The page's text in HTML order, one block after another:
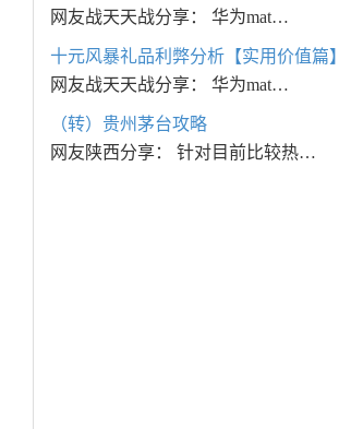
网友战天天战分享： 华为mat…
十元风暴礼品利弊分析【实用价值篇】
网友战天天战分享： 华为mat…
（转）贵州茅台攻略
网友陕西分享： 针对目前比较热…